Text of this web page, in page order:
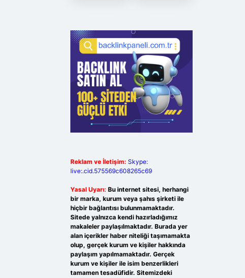
Reklam ve İletişim: Skype:
live:.cid.575569c608265c69
Yasal Uyarı: Bu internet sitesi, herhangi
bir marka, kurum veya şahıs şirketi ile
hiçbir bağlantısı bulunmamaktadır.
Sitede yalnızca kendi hazırladığımız
makaleler paylaşılmaktadır. Burada yer
alan içerikler haber niteliği taşımamakta
olup, gerçek kurum ve kişiler hakkında
paylaşım yapılmamaktadır. Gerçek
kurum ve kişiler ile isim benzerlikleri
tamamen tesadüfidir. Sitemizdeki